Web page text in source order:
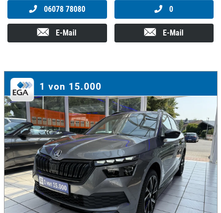
06078 78080
E-Mail
0
E-Mail
1 von 15.000